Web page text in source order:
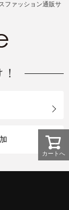
カートへ
ファッション通販サ